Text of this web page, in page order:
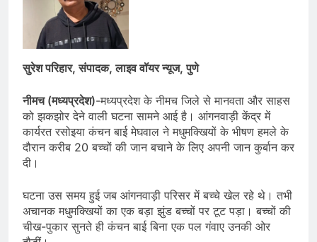
सुरेश परिहार, संपादक, लाइव वॉयर न्यूज, पुणे
नीमच (मध्यप्रदेश)-मध्यप्रदेश के नीमच जिले से मानवता और साहस
को झकझोर देने वाली घटना सामने आई है। आंगनवाड़ी केंद्र में
कार्यरत रसोइया कंचन बाई मेघवाल ने मधुमक्खियों के भीषण हमले के
दौरान करीब 20 बच्चों की जान बचाने के लिए अपनी जान कुर्बान कर
दी।
घटना उस समय हुई जब आंगनवाड़ी परिसर में बच्चे खेल रहे थे। तभी
अचानक मधुमक्खियों का एक बड़ा झुंड बच्चों पर टूट पड़ा। बच्चों की
चीख-पुकार सुनते ही कंचन बाई बिना एक पल गंवाए उनकी ओर